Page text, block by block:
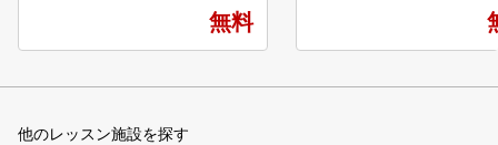
るので日々のお悩み解決やスキ
ルアップをしていただける環境
をご用意しています。
無料
るので日々のお悩み解決
ルアップをしていただけ
をご用意しています。
他のレッスン施設を探す